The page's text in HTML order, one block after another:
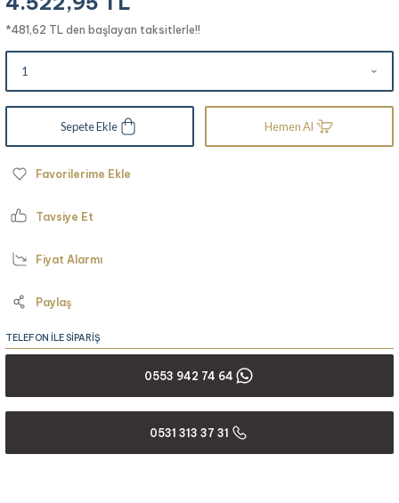
*481,62 TL den başlayan taksitlerle!!
Sepete Ekle Hemen Al
Tavsiye Et
Fiyat Alarmı
Paylaş
TELEFON İLE SİPARİŞ
0553 942 74 64
0531 313 37 31